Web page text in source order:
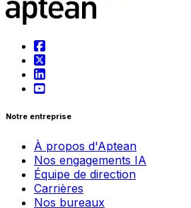
Notre entreprise
À propos d'Aptean
Nos engagements IA
Équipe de direction
Carrières
Nos bureaux